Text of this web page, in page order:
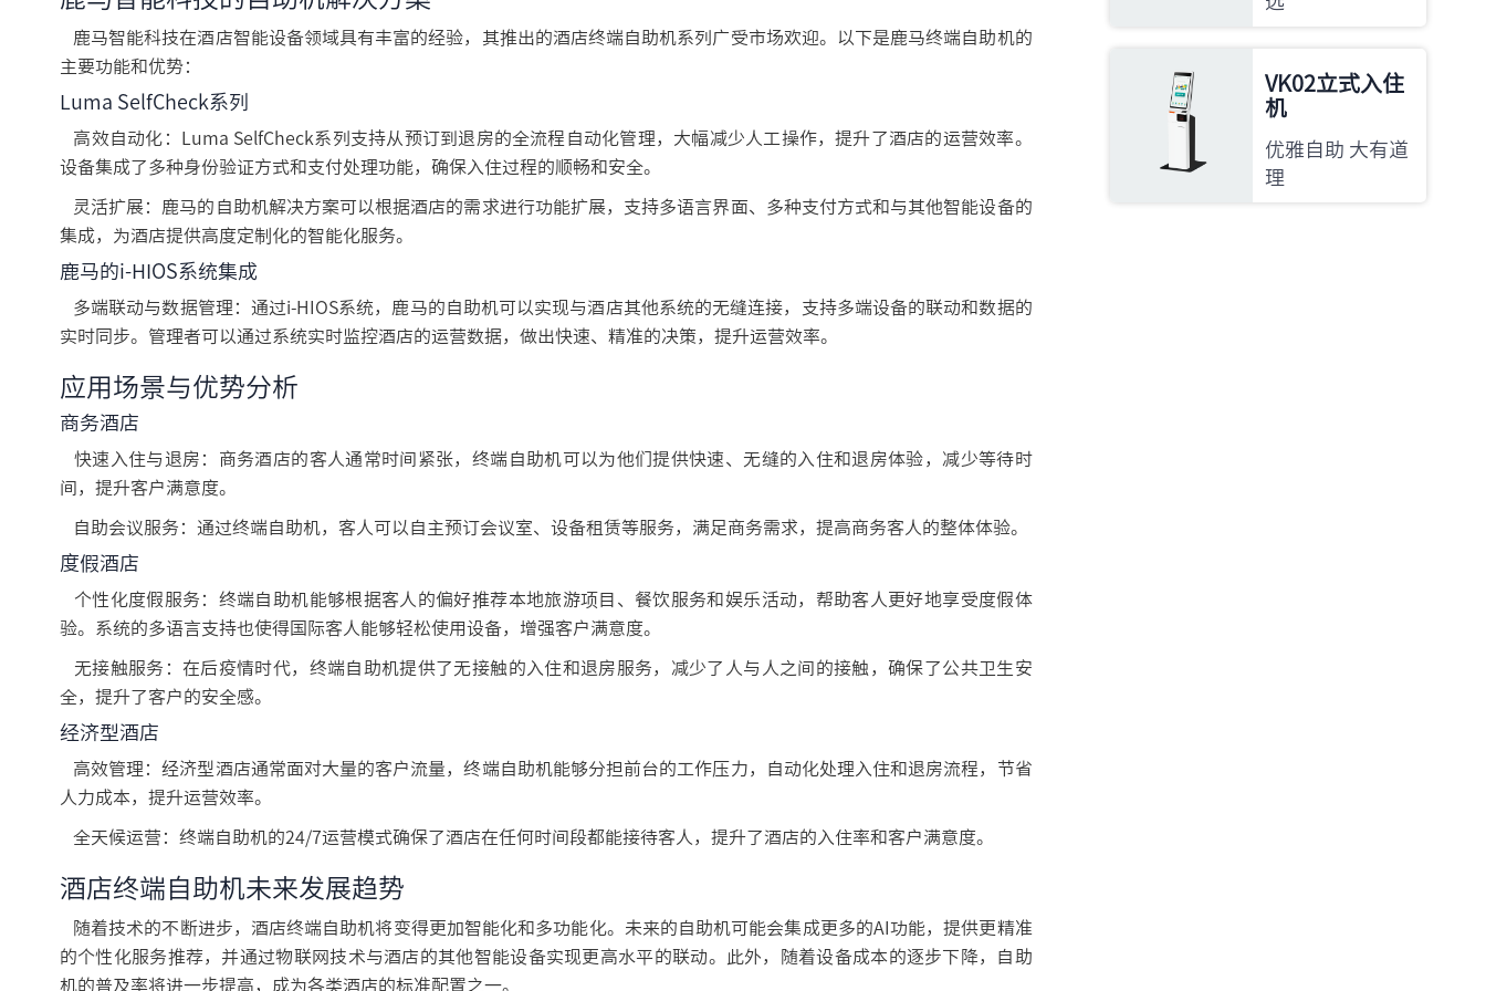
鹿马智能科技在酒店智能设备领域具有丰富的经验，其推出的酒店终端自助机系列广受市场欢迎。以下是鹿马终端自助机的
主要功能和优势：
Luma SelfCheck系列
高效自动化：Luma SelfCheck系列支持从预订到退房的全流程自动化管理，大幅减少人工操作，提升了酒店的运营效率。
设备集成了多种身份验证方式和支付处理功能，确保入住过程的顺畅和安全。
灵活扩展：鹿马的自助机解决方案可以根据酒店的需求进行功能扩展，支持多语言界面、多种支付方式和与其他智能设备的
集成，为酒店提供高度定制化的智能化服务。
鹿马的i-HIOS系统集成
多端联动与数据管理：通过i-HIOS系统，鹿马的自助机可以实现与酒店其他系统的无缝连接，支持多端设备的联动和数据的
实时同步。管理者可以通过系统实时监控酒店的运营数据，做出快速、精准的决策，提升运营效率。
应用场景与优势分析
商务酒店
快速入住与退房：商务酒店的客人通常时间紧张，终端自助机可以为他们提供快速、无缝的入住和退房体验，减少等待时
间，提升客户满意度。
自助会议服务：通过终端自助机，客人可以自主预订会议室、设备租赁等服务，满足商务需求，提高商务客人的整体体验。
度假酒店
个性化度假服务：终端自助机能够根据客人的偏好推荐本地旅游项目、餐饮服务和娱乐活动，帮助客人更好地享受度假体
验。系统的多语言支持也使得国际客人能够轻松使用设备，增强客户满意度。
无接触服务：在后疫情时代，终端自助机提供了无接触的入住和退房服务，减少了人与人之间的接触，确保了公共卫生安
全，提升了客户的安全感。
经济型酒店
高效管理：经济型酒店通常面对大量的客户流量，终端自助机能够分担前台的工作压力，自动化处理入住和退房流程，节省
人力成本，提升运营效率。
全天候运营：终端自助机的24/7运营模式确保了酒店在任何时间段都能接待客人，提升了酒店的入住率和客户满意度。
酒店终端自助机未来发展趋势
随着技术的不断进步，酒店终端自助机将变得更加智能化和多功能化。未来的自助机可能会集成更多的AI功能，提供更精准
的个性化服务推荐，并通过物联网技术与酒店的其他智能设备实现更高水平的联动。此外，随着设备成本的逐步下降，自助
机的普及率将进一步提高，成为各类酒店的标准配置之一。
VK02立式入住
机
优雅自助 大有道
理